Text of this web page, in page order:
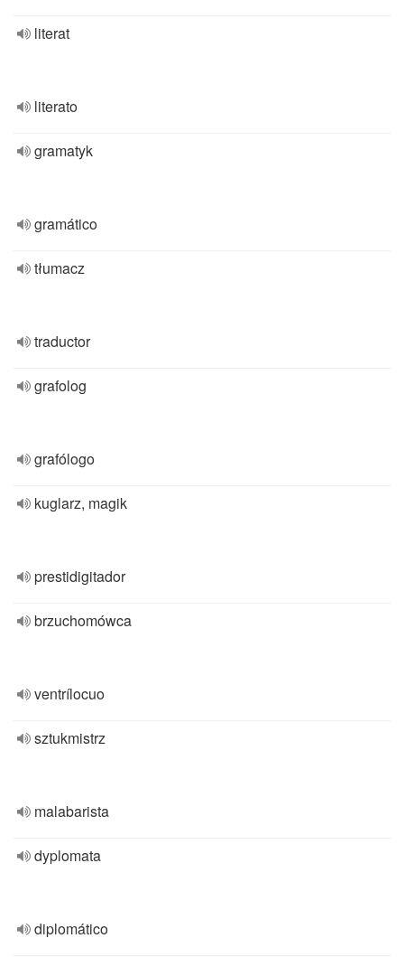
literat
literato
gramatyk
gramático
tłumacz
traductor
grafolog
grafólogo
kuglarz, magik
prestidigitador
brzuchomówca
ventrílocuo
sztukmistrz
malabarista
dyplomata
diplomático